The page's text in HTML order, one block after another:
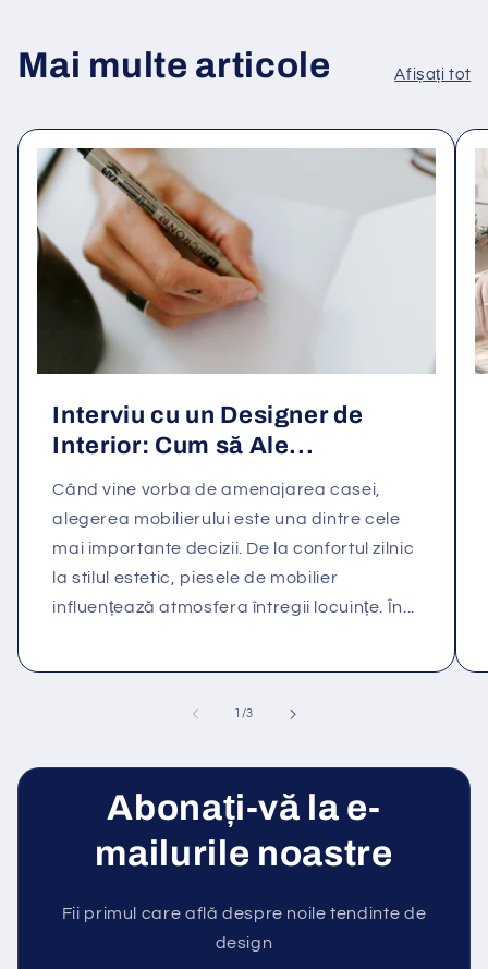
Mai multe articole Afișați tot
Interviu cu un Designer de
Interior: Cum să Ale...
Când vine vorba de amenajarea casei,
alegerea mobilierului este una dintre cele
mai importante decizii. De la confortul zilnic
la stilul estetic, piesele de mobilier
influențează atmosfera întregii locuințe. În...
1 /din
3
Abonați-vă la e-
mailurile noastre
Fii primul care află despre noile tendinte de
design